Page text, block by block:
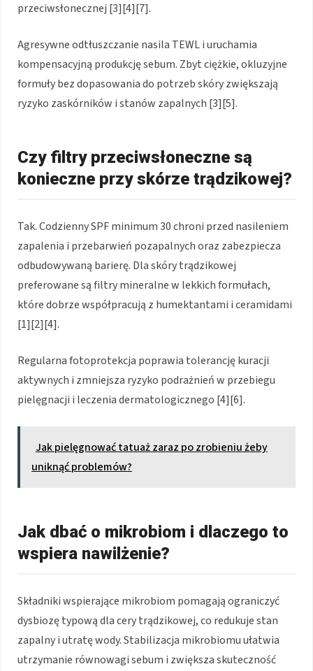
przeciwsłonecznej [3][4][7].
Agresywne odtłuszczanie nasila TEWL i uruchamia
kompensacyjną produkcję sebum. Zbyt ciężkie, okluzyjne
formuły bez dopasowania do potrzeb skóry zwiększają
ryzyko zaskórników i stanów zapalnych [3][5].
Czy filtry przeciwsłoneczne są
konieczne przy skórze trądzikowej?
Tak. Codzienny SPF minimum 30 chroni przed nasileniem
zapalenia i przebarwień pozapalnych oraz zabezpiecza
odbudowywaną barierę. Dla skóry trądzikowej
preferowane są filtry mineralne w lekkich formułach,
które dobrze współpracują z humektantami i ceramidami
[1][2][4].
Regularna fotoprotekcja poprawia tolerancję kuracji
aktywnych i zmniejsza ryzyko podrażnień w przebiegu
pielęgnacji i leczenia dermatologicznego [4][6].
Jak pielęgnować tatuaż zaraz po zrobieniu żeby
uniknąć problemów?
Jak dbać o mikrobiom i dlaczego to
wspiera nawilżenie?
Składniki wspierające mikrobiom pomagają ograniczyć
dysbiozę typową dla cery trądzikowej, co redukuje stan
zapalny i utratę wody. Stabilizacja mikrobiomu ułatwia
utrzymanie równowagi sebum i zwiększa skuteczność